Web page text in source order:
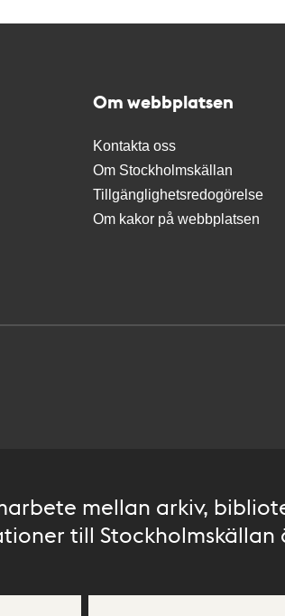
Om webbplatsen
Kontakta oss
Om Stockholmskällan
Tillgänglighetsredogörelse
Om kakor på webbplatsen
mellan arkiv,
till Stockholmskällan